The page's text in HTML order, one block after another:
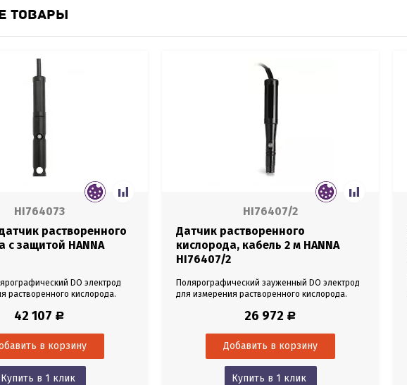
ТОВАРЫ
HI764073
растворенного
с защитой HANNA
DO электрод
растворенного кислорода.
Диапазон от 0 до 300%.
Кабель 4 м. Разъем Qiuck DIN.
HANNA HI98193.
42 107 Р
Купить в 1 клик
HI76407/2
Датчик растворенного
кислорода, кабель 2 м HANNA
HI76407/2
Полярографический зауженный DO электрод
для измерения растворенного кислорода.
300%. Встроенный температурный датчик.
Qiuck DIN. Датчик для настольных и
портативных оксиметров HANNA.
26 972 Р
Купить в 1 клик